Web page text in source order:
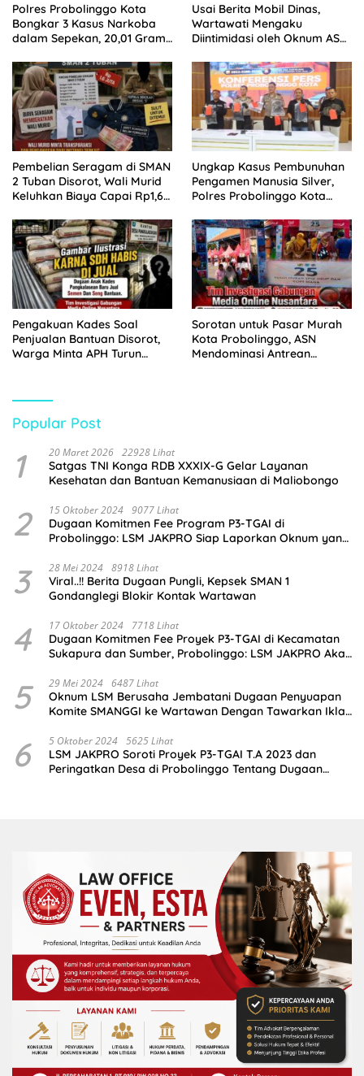
Polres Probolinggo Kota
Bongkar 3 Kasus Narkoba
dalam Sepekan, 20,01 Gram
Usai Berita Mobil Dinas,
Wartawati Mengaku
Diintimidasi oleh Oknum ASN
Tempuh Jalur Hukum
Pembelian Seragam di SMAN
2 Tuban Disorot, Wali Murid
Keluhkan Biaya Capai Rp1,6
Ungkap Kasus Pembunuhan
Pengamen Manusia Silver,
Polres Probolinggo Kota
Pengakuan Kades Soal
Penjualan Bantuan Disorot,
Warga Minta APH Turun
Sorotan untuk Pasar Murah
Kota Probolinggo, ASN
Mendominasi Antrean
Popular Post
1 20 Maret 2026 22928 Lihat
Satgas TNI Konga RDB XXXIX-G Gelar Layanan
Kesehatan dan Bantuan Kemanusiaan di Maliobongo
2 15 Oktober 2024 9077 Lihat
Dugaan Komitmen Fee Program P3-TGAI di
Probolinggo: LSM JAKPRO Siap Laporkan Oknum yang
3 28 Mei 2024 8918 Lihat
Viral..!! Berita Dugaan Pungli, Kepsek SMAN 1
Gondanglegi Blokir Kontak Wartawan
4 17 Oktober 2024 7718 Lihat
Dugaan Komitmen Fee Proyek P3-TGAI di Kecamatan
Sukapura dan Sumber, Probolinggo: LSM JAKPRO Akan
5 29 Mei 2024 6487 Lihat
Oknum LSM Berusaha Jembatani Dugaan Penyuapan
Komite SMANGGI ke Wartawan Dengan Tawarkan Iklan
6 5 Oktober 2024 5625 Lihat
LSM JAKPRO Soroti Proyek P3-TGAI T.A 2023 dan
Peringatkan Desa di Probolinggo Tentang Dugaan